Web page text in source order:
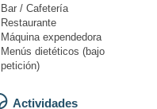
Bar / Cafetería
Restaurante
Máquina expendedora
Menús dietéticos (bajo
petición)
Actividades